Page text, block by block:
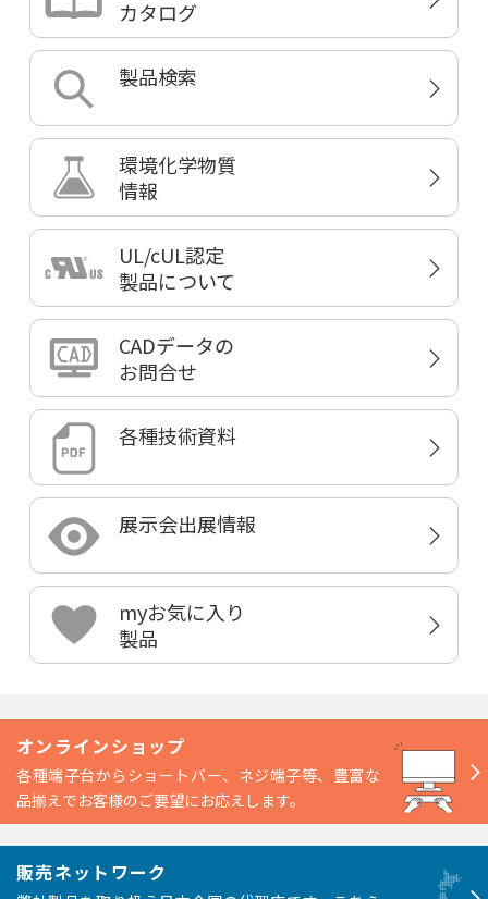
カタログ
製品検索
環境化学物質
情報
UL/cUL認定
製品について
CADデータの
お問合せ
各種技術資料
展示会出展情報
myお気に入り
製品
オンラインショップ
各種端子台からショートバー、ネジ端子等、豊富な
品揃えでお客様のご要望にお応えします。
販売ネットワーク